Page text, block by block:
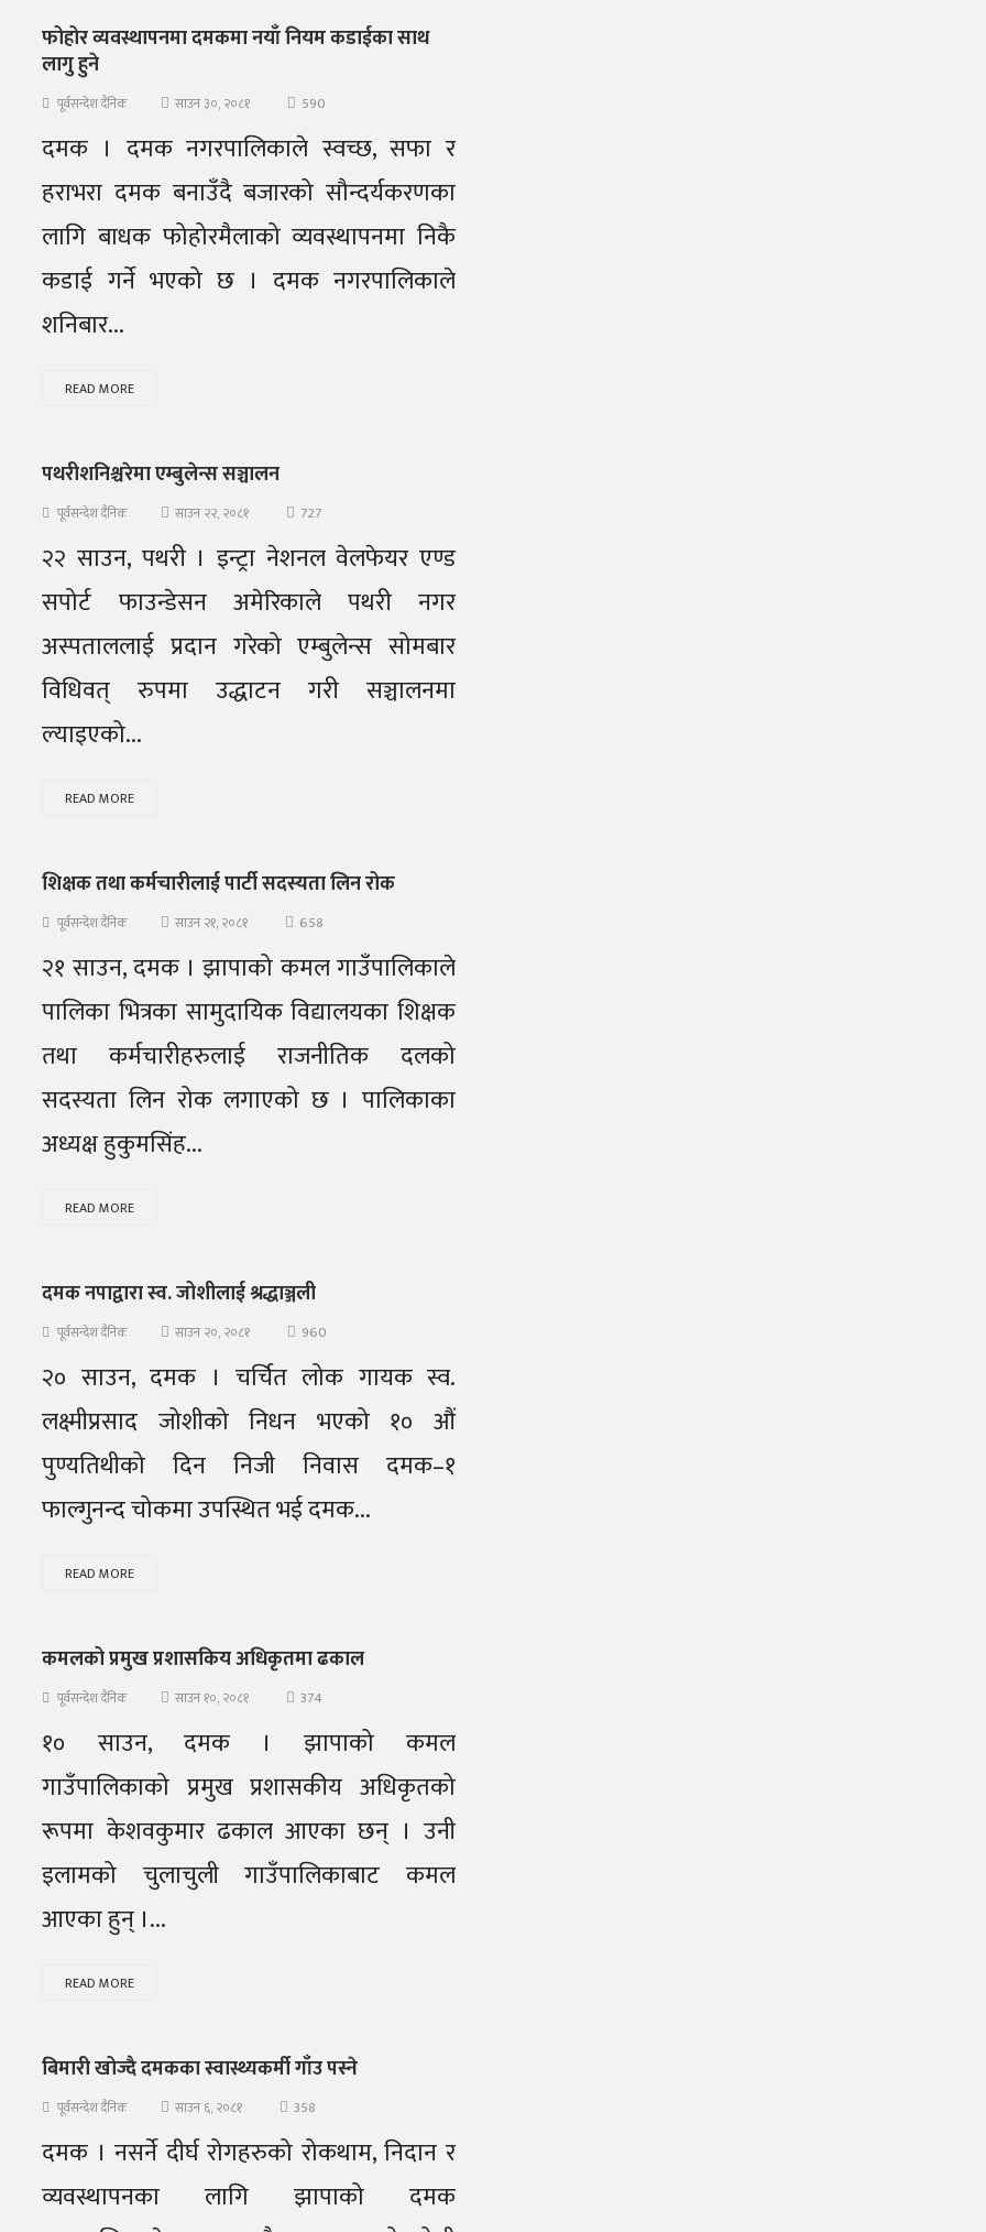
फोहोर व्यवस्थापनमा दमकमा नयाँ नियम कडाईका साथ
लागु हुने
पूर्वसन्देश दैनिक साउन ३०, २०८१ 590
दमक । दमक नगरपालिकाले स्वच्छ, सफा र
हराभरा दमक बनाउँदै बजारको सौन्दर्यकरणका
लागि बाधक फोहोरमैलाको व्यवस्थापनमा निकै
कडाई गर्ने भएको छ । दमक नगरपालिकाले
शनिबार...
READ MORE
पथरीशनिश्चरेमा एम्बुलेन्स सञ्चालन
पूर्वसन्देश दैनिक साउन २२, २०८१ 727
२२ साउन, पथरी । इन्ट्रा नेशनल वेलफेयर एण्ड
सपोर्ट फाउन्डेसन अमेरिकाले पथरी नगर
अस्पताललाई प्रदान गरेको एम्बुलेन्स सोमबार
विधिवत् रुपमा उद्धाटन गरी सञ्चालनमा
ल्याइएको...
READ MORE
शिक्षक तथा कर्मचारीलाई पार्टी सदस्यता लिन रोक
पूर्वसन्देश दैनिक साउन २१, २०८१ 658
२१ साउन, दमक । झापाको कमल गाउँपालिकाले
पालिका भित्रका सामुदायिक विद्यालयका शिक्षक
तथा कर्मचारीहरुलाई राजनीतिक दलको
सदस्यता लिन रोक लगाएको छ । पालिकाका
अध्यक्ष हुकुमसिंह...
READ MORE
दमक नपाद्वारा स्व. जोशीलाई श्रद्धाञ्जली
पूर्वसन्देश दैनिक साउन २०, २०८१ 960
२० साउन, दमक । चर्चित लोक गायक स्व.
लक्ष्मीप्रसाद जोशीको निधन भएको १० औं
पुण्यतिथीको दिन निजी निवास दमक–१
फाल्गुनन्द चोकमा उपस्थित भई दमक...
READ MORE
कमलको प्रमुख प्रशासकिय अधिकृतमा ढकाल
पूर्वसन्देश दैनिक साउन १०, २०८१ 374
१० साउन, दमक । झापाको कमल
गाउँपालिकाको प्रमुख प्रशासकीय अधिकृतको
रूपमा केशवकुमार ढकाल आएका छन् । उनी
इलामको चुलाचुली गाउँपालिकाबाट कमल
आएका हुन् ।...
READ MORE
बिमारी खोज्दै दमकका स्वास्थ्यकर्मी गाँउ पस्ने
पूर्वसन्देश दैनिक साउन ६, २०८१ 358
दमक । नसर्ने दीर्घ रोगहरुको रोकथाम, निदान र
व्यवस्थापनका लागि झापाको दमक